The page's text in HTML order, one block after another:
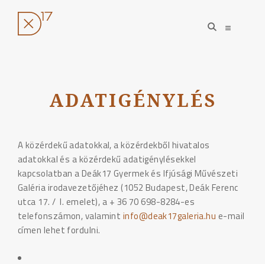
open
search
open
ADATIGÉNYLÉS
A közérdekű adatokkal, a közérdekből hivatalos
adatokkal és a közérdekű adatigénylésekkel
kapcsolatban a Deák17 Gyermek és Ifjúsági Művészeti
Galéria irodavezetőjéhez (1052 Budapest, Deák Ferenc
utca 17. / I. emelet), a + 36 70 698-8284-es
telefonszámon, valamint info@deak17galeria.hu e-mail
címen lehet fordulni.